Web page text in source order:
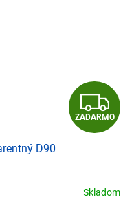
Z
A
A
ZADARMO
D90
Skladom